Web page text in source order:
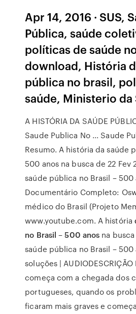
Apr 14, 2016 · SUS,
Pública, saúde
políticas de saúde
download, História
pública no brasil,
saúde, Ministerio da
A HISTÓRIA DA SAÚDE
Saude Publica No ... Saude
Resumo. A história da saúde
500 anos na busca de 22 Fev
saúde pública no Brasil – 500
Documentário Completo:
médico do Brasil (Projeto
www.youtube.com. A história
no Brasil –500 anos na
saúde pública no Brasil – 500
soluções | AUDIODESCRIÇÃO
começa com a chegada dos
portugueses, quando os
ficaram mais graves e